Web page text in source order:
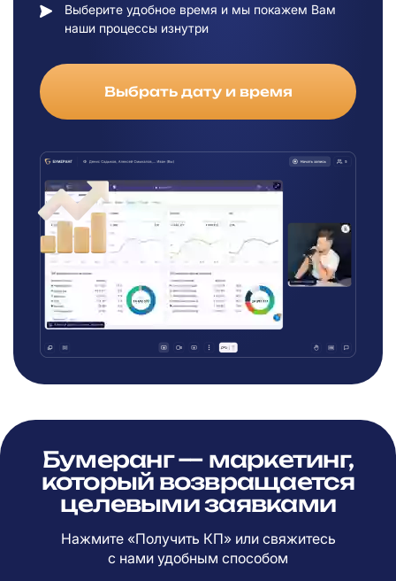
Выберите удобное время и мы покажем Вам
наши процессы изнутри
Выбрать дату и время
Бумеранг — маркетинг,
который возвращается
целевыми заявками
Нажмите «Получить КП» или свяжитесь
с нами удобным способом